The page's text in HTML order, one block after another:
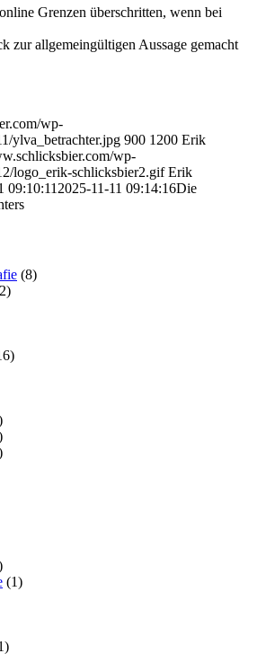
Grenzen überschritten, wenn bei
zur allgemeingültigen Aussage gemacht
wp-
ylva_betrachter.jpg 900 1200 Erik
wp-
logo_erik-schlicksbier2.gif Erik
09:10:11 2025-11-11 09:14:16Die
(8)
(1)